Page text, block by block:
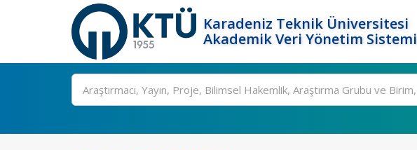
Karadeniz Teknik Üniversitesi
Akademik Veri Yönetim Sistemi
Ara